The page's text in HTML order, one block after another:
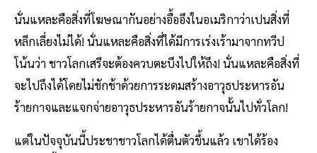
นั่นแหละคือสิ่งที่โฆษณากันอย่างอื้ออึงในอเมริกาว่าเปนสิ่งที่
หลีกเลี่ยงไม่ได้! นั่นแหละคือสิ่งที่ได้มีการเร่งเร้ามาจากทวีป
โน้นว่า ชาวโลกเสรีจะต้องควบตะบึงไปให้ถึง! นั่นแหละคือสิ่งที่
จะไปถึงได้โดยไม่ชักช้าด้วยการระดมสร้างอาวุธประหารอัน
ร้ายกาจและแจกจ่ายอาวุธประหารอันร้ายกาจนั้นไปทั่วโลก!
แต่ในปัจจุบันนี้ประชาชาวโลกได้ตื่นตัวขึ้นแล้ว เขาได้ร้อง